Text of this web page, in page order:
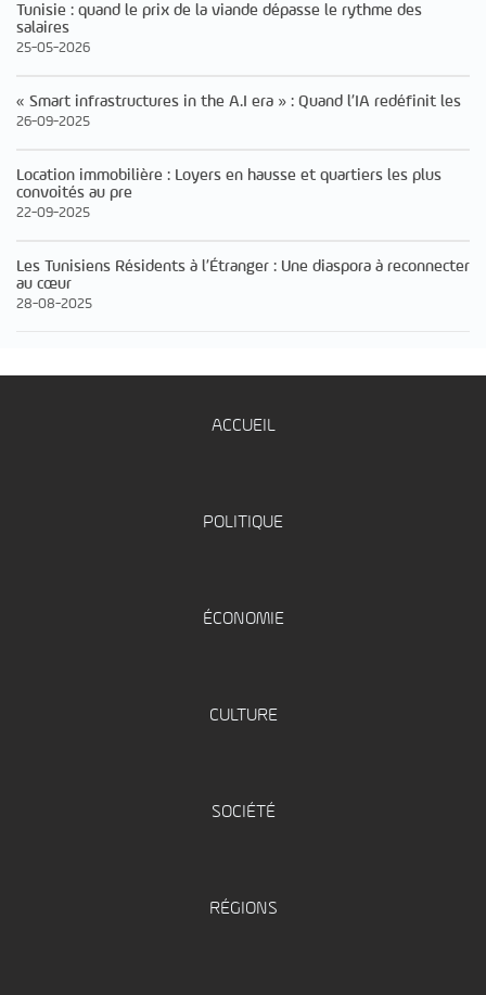
Tunisie : quand le prix de la viande dépasse le rythme des
salaires
25-05-2026
« Smart infrastructures in the A.I era » : Quand l’IA redéfinit les
26-09-2025
Location immobilière : Loyers en hausse et quartiers les plus
convoités au pre
22-09-2025
Les Tunisiens Résidents à l’Étranger : Une diaspora à reconnecter
au cœur
28-08-2025
ACCUEIL
POLITIQUE
ÉCONOMIE
CULTURE
SOCIÉTÉ
RÉGIONS